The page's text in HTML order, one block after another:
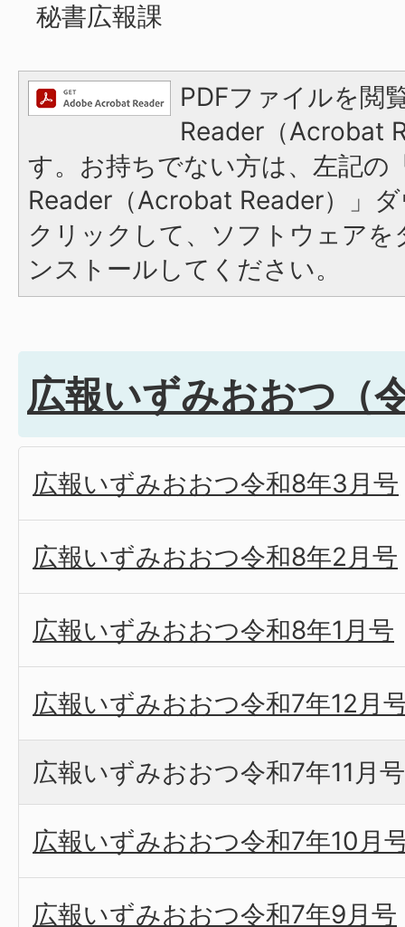
秘書広報課
PDFファイルを閲
Reader（Acrobat
す。お持ちでない方は、左記の
Reader（Acrobat Reader）」
クリックして、ソフトウェア
ンストールしてください。
広報いずみおおつ（
広報いずみおおつ令和8年3月号
広報いずみおおつ令和8年2月号
広報いずみおおつ令和8年1月号
広報いずみおおつ令和7年12月
広報いずみおおつ令和7年11月号
広報いずみおおつ令和7年10月
広報いずみおおつ令和7年9月号